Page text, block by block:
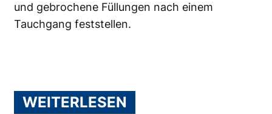
und gebrochene Füllungen nach einem
Tauchgang feststellen.
WEITERLESEN